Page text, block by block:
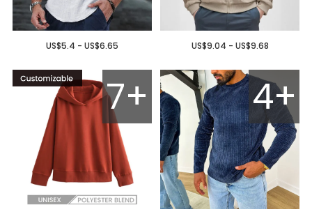
US$9.04 - US$9.68
US$5.4 - US$6.65
4+
7+